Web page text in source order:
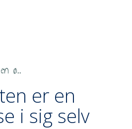
ø..
er en
i sig selv